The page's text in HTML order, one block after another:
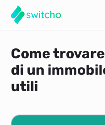
Come
di un
utili